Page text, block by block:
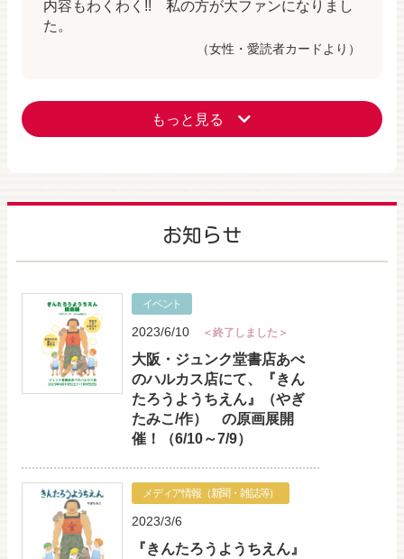
内容もわくわく!! 私の方が大ファンになりまし
た。
（女性・愛読者カードより）
もっと見る
お知らせ
イベント
2023/6/10 ＜終了しました＞
大阪・ジュンク堂書店あべ
のハルカス店にて、『きん
たろうようちえん』（やぎ
たみこ/作） の原画展開
催！（6/10～7/9）
メディア情報（新聞・雑誌等）
2023/3/6
『きんたろうようちえん』